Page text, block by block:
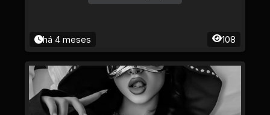
há 4 meses 108